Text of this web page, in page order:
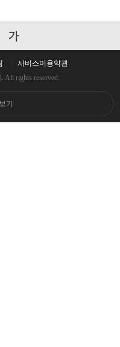
서비스이용약관
All rights reserved.
기